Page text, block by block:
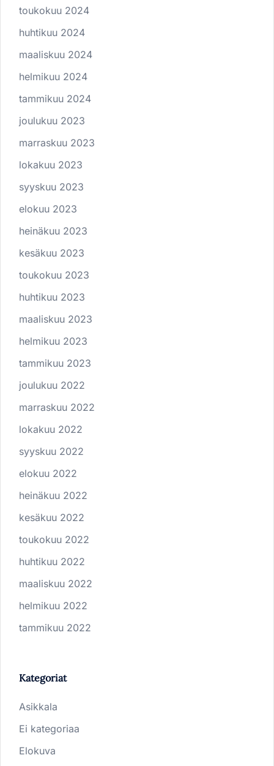
toukokuu 2024
huhtikuu 2024
maaliskuu 2024
helmikuu 2024
tammikuu 2024
joulukuu 2023
marraskuu 2023
lokakuu 2023
syyskuu 2023
elokuu 2023
heinäkuu 2023
kesäkuu 2023
toukokuu 2023
huhtikuu 2023
maaliskuu 2023
helmikuu 2023
tammikuu 2023
joulukuu 2022
marraskuu 2022
lokakuu 2022
syyskuu 2022
elokuu 2022
heinäkuu 2022
kesäkuu 2022
toukokuu 2022
huhtikuu 2022
maaliskuu 2022
helmikuu 2022
tammikuu 2022
Kategoriat
Asikkala
Ei kategoriaa
Elokuva